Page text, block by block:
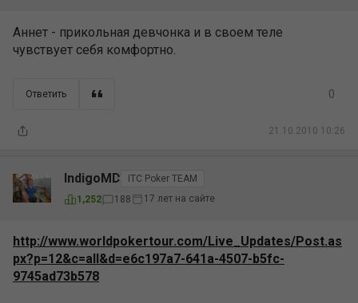
Аннет - прикольная девчонка и в своем теле
чувствует себя комфортно.
Ответить
21.10.2010 10:26
0
IndigoMD
ITC Poker TEAM
1,252
188 17 лет на сайте
http://www.worldpokertour.com/Live_Updates/Post.as
px?p=12&c=all&d=e6c197a7-641a-4507-b5fc-
9745ad73b578